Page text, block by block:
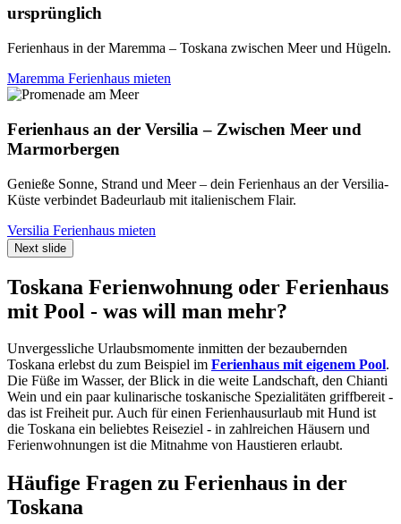
ursprünglich
Ferienhaus in der Maremma – Toskana zwischen Meer und Hügeln.
Maremma Ferienhaus mieten
Ferienhaus an der Versilia – Zwischen Meer und
Marmorbergen
Genieße Sonne, Strand und Meer – dein Ferienhaus an der Versilia-
Küste verbindet Badeurlaub mit italienischem Flair.
Versilia Ferienhaus mieten
Next slide
Toskana Ferienwohnung oder Ferienhaus
mit Pool - was will man mehr?
Unvergessliche Urlaubsmomente inmitten der bezaubernden
Toskana erlebst du zum Beispiel im Ferienhaus mit eigenem Pool.
Die Füße im Wasser, der Blick in die weite Landschaft, den Chianti
Wein und ein paar kulinarische toskanische Spezialitäten griffbereit -
das ist Freiheit pur. Auch für einen Ferienhausurlaub mit Hund ist
die Toskana ein beliebtes Reiseziel - in zahlreichen Häusern und
Ferienwohnungen ist die Mitnahme von Haustieren erlaubt.
Häufige Fragen zu Ferienhaus in der
Toskana